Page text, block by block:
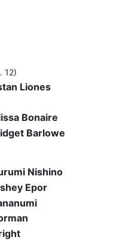
12)
Liones
Bonaire
Barlowe
Nishino
Epor